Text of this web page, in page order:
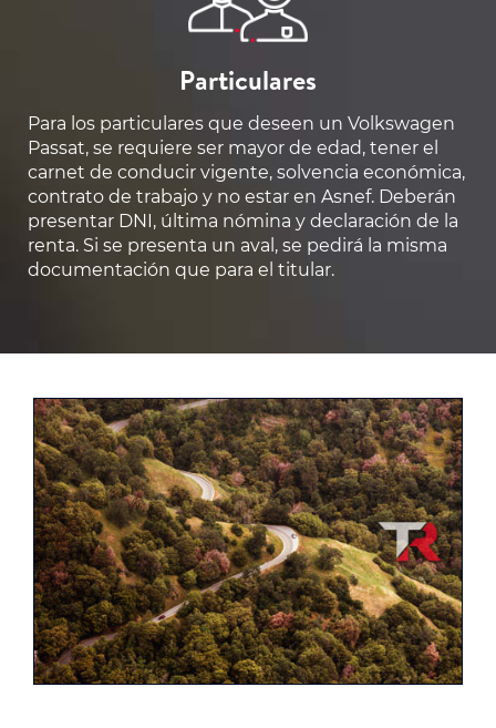
Particulares
Para los particulares que deseen un Volkswagen
Passat, se requiere ser mayor de edad, tener el
carnet de conducir vigente, solvencia económica,
contrato de trabajo y no estar en Asnef. Deberán
presentar DNI, última nómina y declaración de la
renta. Si se presenta un aval, se pedirá la misma
documentación que para el titular.